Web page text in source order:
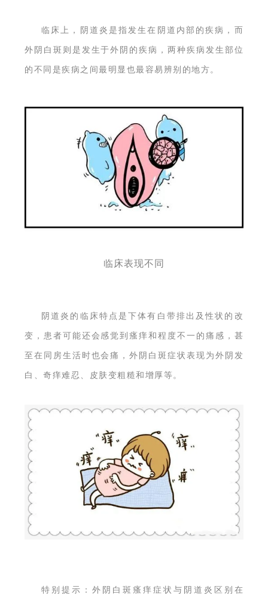
临床上，阴道炎是指发生在阴道内部的疾病，而
外阴白斑则是发生于外阴的疾病，两种疾病发生部位
的不同是疾病之间最明显也最容易辨别的地方。
临床表现不同
阴道炎的临床特点是下体有白带排出及性状的改
变，患者可能还会感觉到瘙痒和程度不一的痛感，甚
至在同房生活时也会痛，外阴白斑症状表现为外阴发
白、奇痒难忍、皮肤变粗糙和增厚等。
特别提示：外阴白斑瘙痒症状与阴道炎区别在